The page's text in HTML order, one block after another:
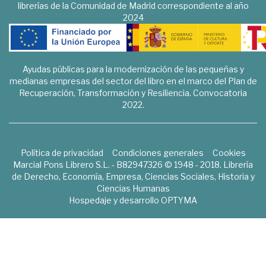
librerías de la Comunidad de Madrid correspondiente al año
2024
Ayudas públicas para la modernización de las pequeñas y
medianas empresas del sector del libro en el marco del Plan de
Recuperación, Transformación y Resiliencia. Convocatoria
2022.
Política de privacidad Condiciones generales
Cookies
Marcial Pons Librero S.L. - B82947326 © 1948 - 2018. Librería
de Derecho, Economía, Empresa, Ciencias Sociales, Historia y
Ciencias Humanas
Hospedaje y desarrollo OPTYMA